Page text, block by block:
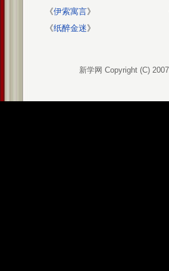
《伊索寓言》
《纸醉金迷》
新学网 Copyright (C)